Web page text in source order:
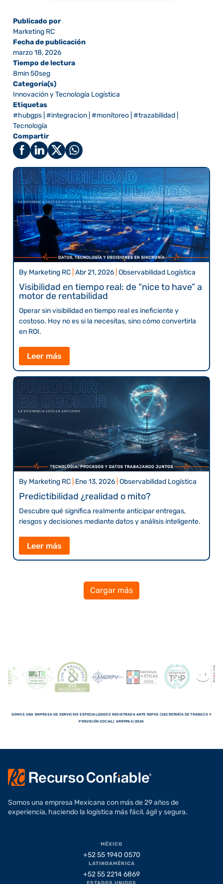
Publicado por
Marketing RC
Fecha de publicación
marzo 18, 2026
Tiempo de lectura
8min 50seg
Categoría(s)
Innovación y Tecnología Logística
Etiquetas
#hubgps |#integracion |#monitoreo |#trazabilidad
Tecnología
Compartir
By Marketing RC |Abr 21, 2026 |Observabilidad Logística
Visibilidad en tiempo real: de “nice to have” a
motor de rentabilidad
Operar sin visibilidad en tiempo real es ineficiente y
costoso. Hoy no es si la necesitas, sino cómo convertirla
en ROI.
Leer más
By Marketing RC Ene 13, 2026 |Observabilidad Logística
Predictibilidad ¿realidad o mito?
Descubre qué significa realmente anticipar entregas,
riesgos y decisiones mediante datos y análisis inteligente.
Leer más
Cargar más
SOMOS UNA EMPRESA DE SERVICIOS ESPECIALIZADOS REGISTRADA ANTE REPSE (SECRETARÍA DE TRABAJO Y
PREVISIÓN SOCIAL) ARR9984/2024
Somos una empresa Mexicana con más de 29 años de
experiencia, haciendo la logística más fácil, ágil y segura.
MÉXICO
+52 55 1940 0570
LATINOAMÉRICA
+52 55 2214 6869